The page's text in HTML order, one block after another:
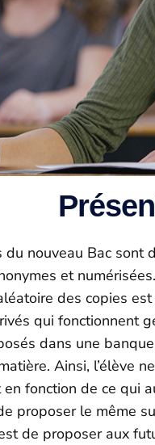
du nouveau Bac
et
des copies
qui fonctionnent
dans une
Ainsi, l’élève
fonction de ce qui
proposer le même
de proposer aux